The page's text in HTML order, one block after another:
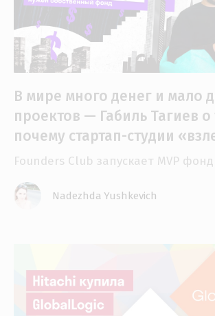
В мире много денег и мало
проектов — Габиль Тагиев о
почему стартап-студии
Founders Club запускает MVP фонд
Nadezhda Yushkevich